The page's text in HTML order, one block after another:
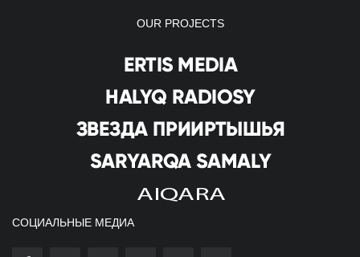
OUR PROJECTS
СОЦИАЛЬНЫЕ МЕДИА